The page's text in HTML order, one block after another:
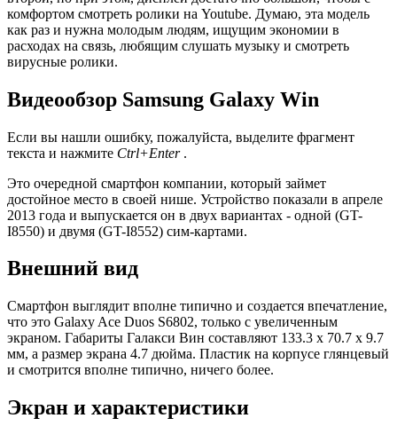
комфортом смотреть ролики на Youtube. Думаю, эта модель
как раз и нужна молодым людям, ищущим экономии в
расходах на связь, любящим слушать музыку и смотреть
вирусные ролики.
Видеообзор Samsung Galaxy Win
Если вы нашли ошибку, пожалуйста, выделите фрагмент
текста и нажмите Ctrl+Enter .
Это очередной смартфон компании, который займет
достойное место в своей нише. Устройство показали в апреле
2013 года и выпускается он в двух вариантах - одной (GT-
I8550) и двумя (GT-I8552) сим-картами.
Внешний вид
Смартфон выглядит вполне типично и создается впечатление,
что это Galaxy Ace Duos S6802, только с увеличенным
экраном. Габариты Галакси Вин составляют 133.3 x 70.7 x 9.7
мм, а размер экрана 4.7 дюйма. Пластик на корпусе глянцевый
и смотрится вполне типично, ничего более.
Экран и характеристики